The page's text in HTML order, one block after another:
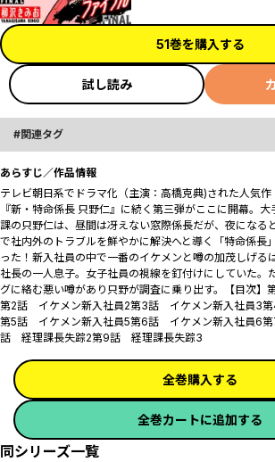
51巻を購入する
試し読み
関連タグ
あらすじ／作品情報
テレビ朝日系でドラマ化（主演：高橋克典)された人気作
『新・特命係長 只野仁』に続く第三弾がここに開幕。
課の只野仁は、昼間は冴えない窓際係長だが、夜になる
で社内外のトラブルを鮮やかに解決へと導く「特命係長
った――！新入社員の中で一番のイケメンと噂の加茂しげ
社長の一人息子。女子社員の視線を釘付けにしていた。
グに絡む悪い噂があり只野が調査に乗り出す。【目次
第2話 イケメン新入社員2第3話 イケメン新入社員3
第5話 イケメン新入社員5第6話 イケメン新入社員6
話 経理課長失踪2第9話 経理課長失踪3
全巻購入する
全巻カートに追加する
同シリーズ一覧